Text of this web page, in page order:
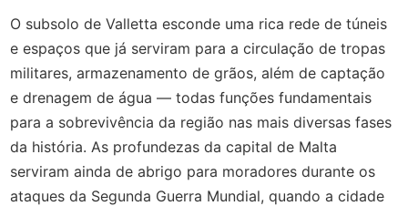
O subsolo de Valletta esconde uma rica rede de túneis
e espaços que já serviram para a circulação de tropas
militares, armazenamento de grãos, além de captação
e drenagem de água — todas funções fundamentais
para a sobrevivência da região nas mais diversas fases
da história. As profundezas da capital de Malta
serviram ainda de abrigo para moradores durante os
ataques da Segunda Guerra Mundial, quando a cidade